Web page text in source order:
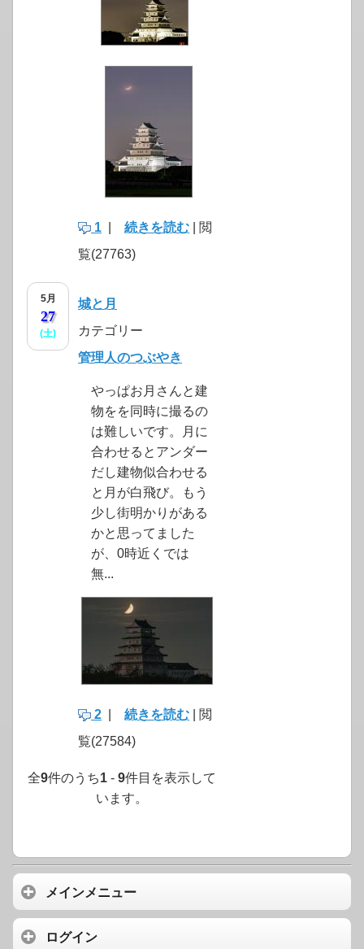
1 続きを読む | 閲
覧(27763)
5月
27
(土)
城と月
カテゴリー
管理人のつぶやき
やっぱお月さんと建
物をを同時に撮るの
は難しいです。月に
合わせるとアンダー
だし建物似合わせる
と月が白飛び。もう
少し街明かりがある
かと思ってました
が、0時近くでは
無...
2 続きを読む | 閲
覧(27584)
全9件のうち1 - 9件目を表示して
います。
メインメニュー
ログイン